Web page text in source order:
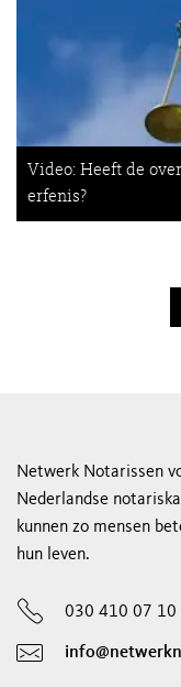
Video: Heeft de
erfenis?
Netwerk Notarissen
Nederlandse
kunnen zo mensen
hun leven.
030 410 07 10